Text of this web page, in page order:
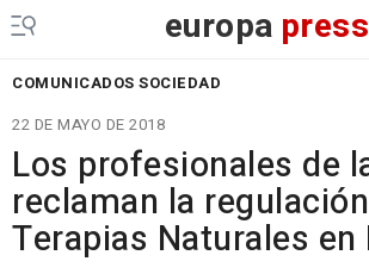
europa press
COMUNICADOS SOCIEDAD
22 DE MAYO DE 2018
Los profesionales de
reclaman la
Terapias Naturales en